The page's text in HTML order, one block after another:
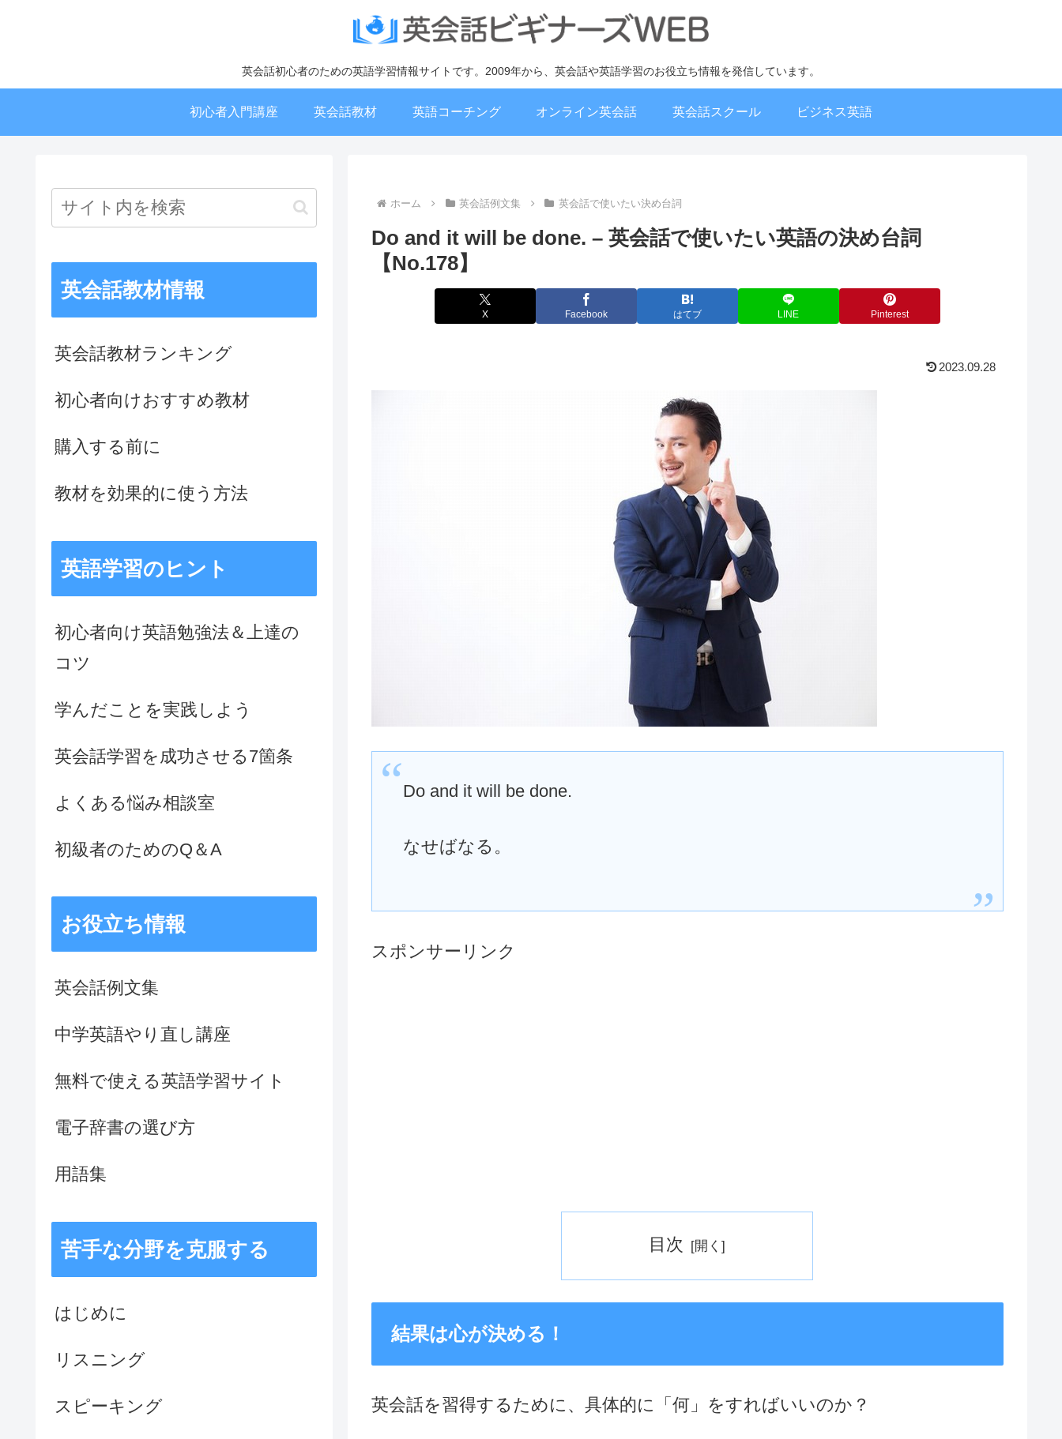
英会話初心者のための英語学習情報サイトです。2009年から、英会話や英語学習のお役立ち情報を発信しています。
初心者入門講座 英会話教材 英語コーチング オンライン英会話 英会話スクール ビジネス英語
ホーム 英会話例文集 英会話で使いたい決め台詞
Do and it will be done. – 英会話で使いたい英語の決め台詞
【No.178】
X Facebook はてブ LINE Pinterest
2023.09.28
Do and it will be done.
なせばなる。
スポンサーリンク
目次
結果は心が決める！
英会話を習得するために、具体的に「何」をすればいいのか？
英会話教材情報
英会話教材ランキング
初心者向けおすすめ教材
購入する前に
教材を効果的に使う方法
英語学習のヒント
初心者向け英語勉強法＆上達の
コツ
学んだことを実践しよう
英会話学習を成功させる7箇条
よくある悩み相談室
初級者のためのQ＆A
お役立ち情報
英会話例文集
中学英語やり直し講座
無料で使える英語学習サイト
電子辞書の選び方
用語集
苦手な分野を克服する
はじめに
リスニング
スピーキング